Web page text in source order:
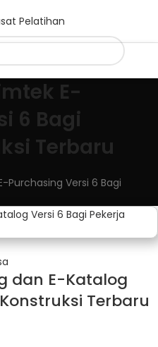
E-
6 Bagi
Terbaru
Purchasing Versi 6 Bagi
dan E-Katalog
Terbaru